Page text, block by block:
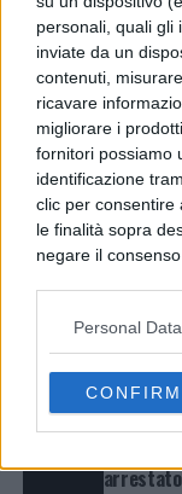
personali, quali gli
inviate da un
contenuti,
ricavare
migliorare i
fornitori possiamo
identificazione
clic per consentire
le finalità sopra
negare il
possono non
opporti a tale
applicheranno
preferenze in
consultando la
Personal
CONFIRM
POLITICA
Cercola,
dai beni
CRONACA